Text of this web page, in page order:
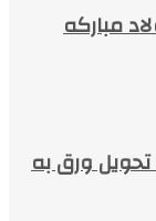
مبارکه
تحویل ورق به